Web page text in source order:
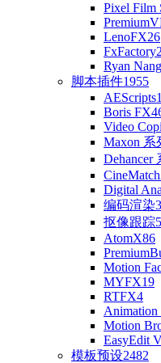
Pixel Film
LenoFX26
FxFactory
Ryan
脚本插件1955
AEScripts
Boris FX
Video
Maxon 系
Dehancer
CineMatch
Digital
编码渲染
抠像跟踪
AtomX86
Motion
MYFX19
RTFX4
Animation
Motion
EasyEdit
模板预设2482